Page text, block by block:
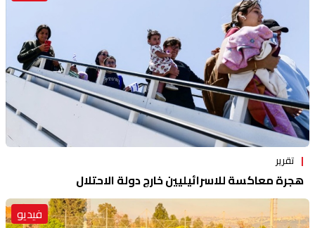
تقرير
هجرة معاكسة للاسرائيليين خارج دولة الاحتلال
فيديو